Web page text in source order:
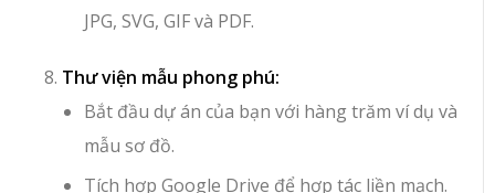
JPG, SVG, GIF và PDF.
Thư viện mẫu phong phú:
Bắt đầu dự án của bạn với hàng trăm ví dụ và
mẫu sơ đồ.
Tích hợp Google Drive để hợp tác liền mạch.